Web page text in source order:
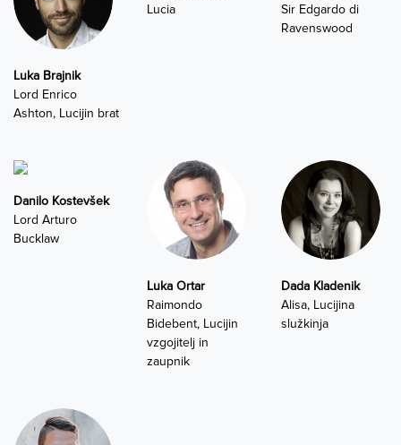
Luka Brajnik
Lord Enrico
Ashton, Lucijin brat
Lucia
Sir Edgardo di
Ravenswood
Danilo Kostevšek
Lord Arturo
Bucklaw
Luka Ortar
Raimondo
Bidebent, Lucijin
vzgojitelj in
zaupnik
Dada Kladenik
Alisa, Lucijina
služkinja